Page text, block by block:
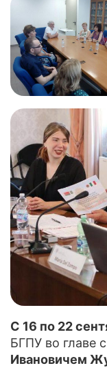
С 16 по 22
БГПУ во главе
Ивановичем